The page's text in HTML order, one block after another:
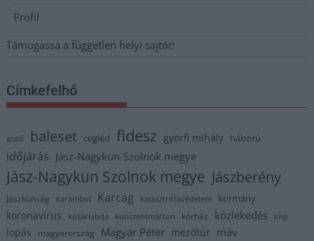
Profil
Támogassa a független helyi sajtót!
Címkefelhő
autó baleset cegléd fidesz györfi mihály háború
időjárás Jász-Nagykun-Szolnok megye
Jász-Nagykun Szolnok megye Jászberény
Jászkunság karambol Karcag katasztrófavédelem kormány
koronavírus kosárlabda kunszentmárton kórház közlekedés lmp
lopás magyarország Magyar Péter mezőtúr máv